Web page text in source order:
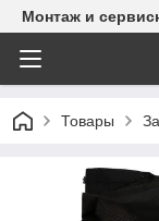
Монтаж и
Товары